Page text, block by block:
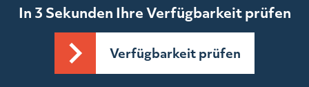
In 3 Sekunden Ihre Verfügbarkeit prüfen
Verfügbarkeit prüfen